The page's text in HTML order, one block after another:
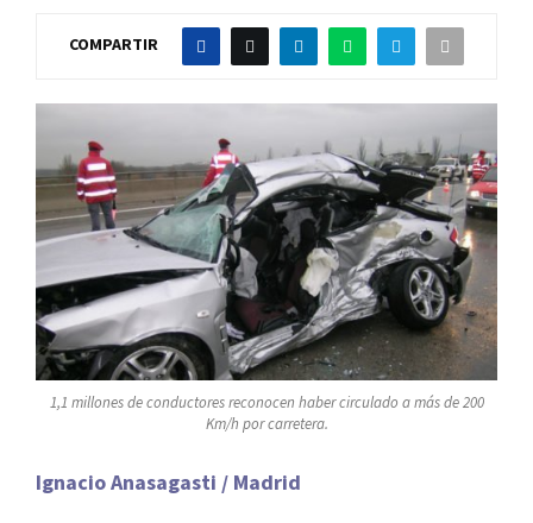
COMPARTIR
1,1 millones de conductores reconocen haber circulado a más de 200
Km/h por carretera.
Ignacio Anasagasti / Madrid